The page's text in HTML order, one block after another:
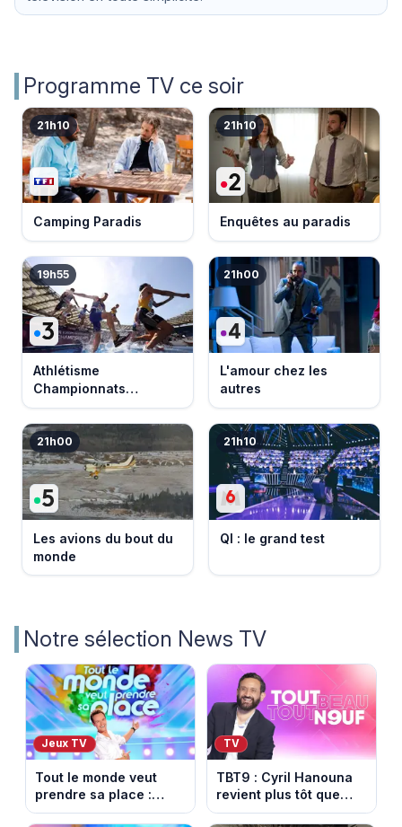
Programme TV ce soir
21h10
Camping Paradis
21h10
Enquêtes au paradis
19h55
Athlétisme
Championnats
d'Europe 2026
21h00
L'amour chez les
autres
21h00
Les avions du bout du
monde
21h10
QI : le grand test
Notre sélection News TV
Jeux TV
Tout le monde veut
prendre sa place :
l’émission de Cyril
TV
TBT9 : Cyril Hanouna
revient plus tôt que
prévu, W9 dévoile